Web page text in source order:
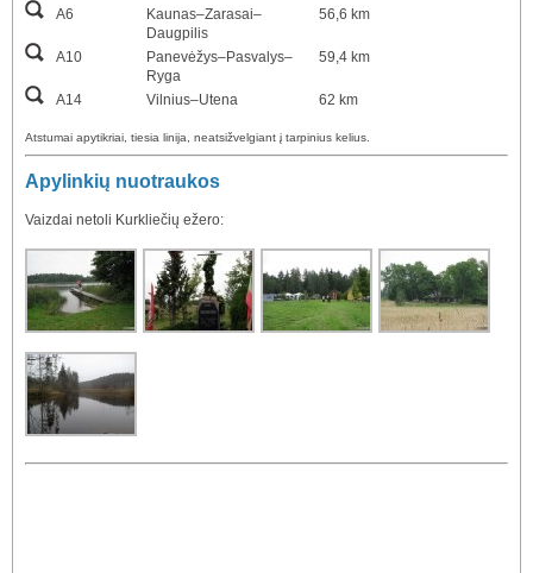
A6
Kaunas–Zarasai–
Daugpilis
56,6 km
A10
Panevėžys–Pasvalys–
Ryga
59,4 km
A14 Vilnius–Utena 62 km
Atstumai apytikriai, tiesia linija, neatsižvelgiant į tarpinius kelius.
Apylinkių nuotraukos
Vaizdai netoli Kurkliečių ežero: